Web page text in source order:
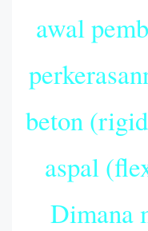
awal
beton
aspal
Dimana